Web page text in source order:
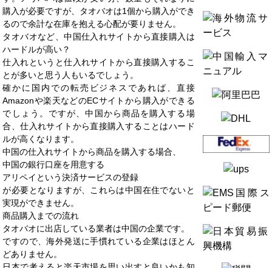
購入が必要ですが、タオバオは1個から購入ができ
るので余計な在庫を抱える心配が要りません。
タオバオなど、中国仕入れサイトから直接購入は
ハードルが高い？
仕入れというと仕入れサイトから直接購入するこ
とが多いと思う人もいるでしょう。
確かに国内での転売ビジネスであれば、直接
Amazonや楽天などのECサイトから購入ができる
でしょう。ですが、中国から商品を購入する場
合、仕入れサイトから直接購入することはハード
ルが高くなります。
中国の仕入れサイトから商品を購入する場合、
中国の銀行口座を用意する
アリペイという決済サービスの登録
が必要となりますが、これらは中国在住でないと
実現ができません。
商品購入までの流れ
タオバオに出店している業者は中国の企業です。
ですので、海外発送に手慣れている企業はほとん
どありません。